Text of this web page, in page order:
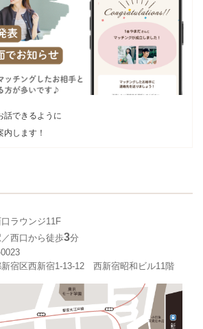
話できるように
します！
ラウンジ11F
西口から徒歩3分
宿区西新宿1-13-12 西新宿昭和ビル11階